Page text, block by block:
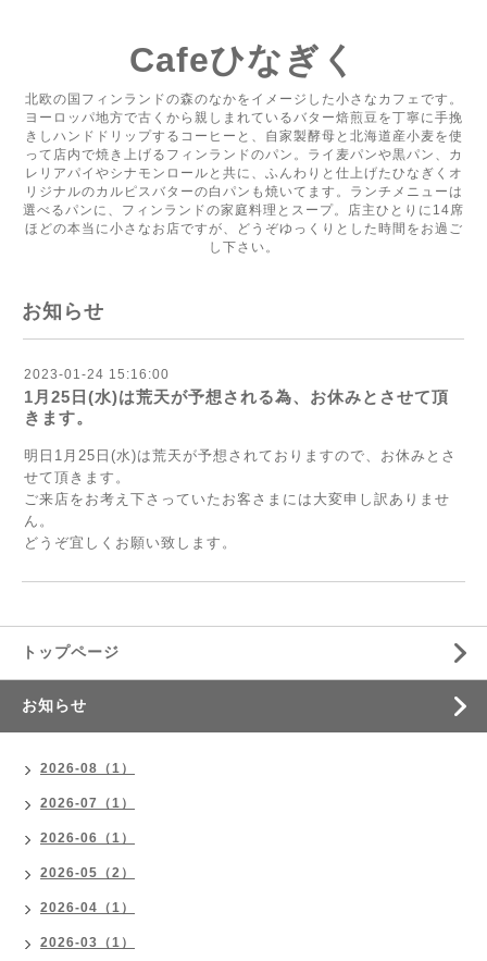
Cafeひなぎく
北欧の国フィンランドの森のなかをイメージした小さなカフェです。
ヨーロッパ地方で古くから親しまれているバター焙煎豆を丁寧に手挽
きしハンドドリップするコーヒーと、自家製酵母と北海道産小麦を使
って店内で焼き上げるフィンランドのパン。ライ麦パンや黒パン、カ
レリアパイやシナモンロールと共に、ふんわりと仕上げたひなぎくオ
リジナルのカルピスバターの白パンも焼いてます。ランチメニューは
選べるパンに、フィンランドの家庭料理とスープ。店主ひとりに14席
ほどの本当に小さなお店ですが、どうぞゆっくりとした時間をお過ご
し下さい。
お知らせ
2023-01-24 15:16:00
1月25日(水)は荒天が予想される為、お休みとさせて頂
きます。
明日1月25日(水)は荒天が予想されておりますので、お休みとさ
せて頂きます。
ご来店をお考え下さっていたお客さまには大変申し訳ありませ
ん。
どうぞ宜しくお願い致します。
トップページ
お知らせ
2026-08（1）
2026-07（1）
2026-06（1）
2026-05（2）
2026-04（1）
2026-03（1）